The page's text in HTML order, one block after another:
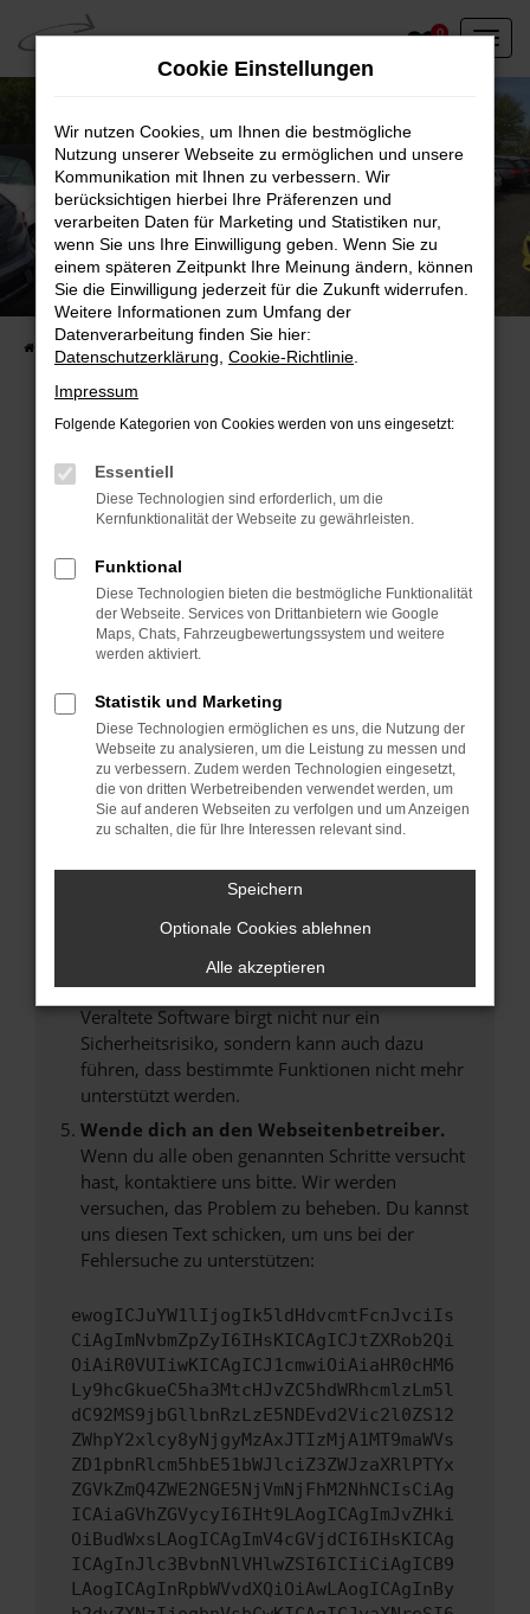
Zum
Hauptinhalt
springen
0
Unser Fahrzeugbestand vor Ort
Entdecken Sie unsere sofort verfügbaren
Fahrzeugangebote
Fehler: Network Error
Beim Laden ist ein Fehler aufgetreten.
Hier sind ein paar Tipps, die dir helfen können:
Überprüfe deine Firewall und deine
Internetverbindung.
Laden andere Webseiten, zum Beispiel deine
Suchmaschine?
Manche Erweiterungen, wie Werbeblocker,
können das Laden bestimmter Seiten
verhindern. Funktioniert die Seite in einem
anderen Browser oder in einem privaten
Fenster?
Das kann manchmal helfen, vorübergehende
Probleme zu beheben.
Stelle sicher, dass dein Browser und dein
Betriebssystem auf dem neuesten Stand
sind.
Veraltete Software birgt nicht nur ein
Sicherheitsrisiko, sondern kann auch dazu
führen, dass bestimmte Funktionen nicht mehr
unterstützt werden.
Wende dich an den Webseitenbetreiber.
Wenn du alle oben genannten Schritte versucht
hast, kontaktiere uns bitte. Wir werden
versuchen, das Problem zu beheben. Du kannst
uns diesen Text schicken, um uns bei der
Fehlersuche zu unterstützen:
ewogICJuYW1lIjogIk5ldHdvcmtFcnJvciIs
CiAgImNvbmZpZyI6IHsKICAgICJtZXRob2Qi
OiAiR0VUIiwKICAgICJ1cmwiOiAiaHR0cHM6
Ly9hcGkueC5ha3MtcHJvZC5hdWRhcmlzLm5l
dC92MS9jbGllbnRzLzE5NDEvd2Vic2l0ZS12
ZWhpY2xlcy8yNjgyMzAxJTIzMjA1MT9maWVs
ZD1pbnRlcm5hbE51bWJlciZ3ZWJzaXRlPTYx
ZGVkZmQ4ZWE2NGE5NjVmNjFhM2NhNCIsCiAg
ICAiaGVhZGVycyI6IHt9LAogICAgImJvZHki
OiBudWxsLAogICAgImV4cGVjdCI6IHsKICAg
ICAgInJlc3BvbnNlVHlwZSI6ICIiCiAgICB9
LAogICAgInRpbWVvdXQiOiAwLAogICAgInBy
Cookie Einstellungen
Wir nutzen Cookies, um Ihnen die bestmögliche
Nutzung unserer Webseite zu ermöglichen und unsere
Kommunikation mit Ihnen zu verbessern. Wir
berücksichtigen hierbei Ihre Präferenzen und
verarbeiten Daten für Marketing und Statistiken nur,
wenn Sie uns Ihre Einwilligung geben. Wenn Sie zu
einem späteren Zeitpunkt Ihre Meinung ändern, können
Sie die Einwilligung jederzeit für die Zukunft widerrufen.
Weitere Informationen zum Umfang der
Datenverarbeitung finden Sie hier:
Datenschutzerklärung Cookie-Richtlinie
Impressum
Folgende Kategorien von Cookies werden von uns eingesetzt:
Essentiell
Diese Technologien sind erforderlich, um die
Kernfunktionalität der Webseite zu gewährleisten.
Funktional
Diese Technologien bieten die bestmögliche Funktionalität
der Webseite. Services von Drittanbietern wie Google
Maps, Chats, Fahrzeugbewertungssystem und weitere
werden aktiviert.
Statistik und Marketing
Diese Technologien ermöglichen es uns, die Nutzung der
Webseite zu analysieren, um die Leistung zu messen und
zu verbessern. Zudem werden Technologien eingesetzt,
die von dritten Werbetreibenden verwendet werden, um
Sie auf anderen Webseiten zu verfolgen und um Anzeigen
zu schalten, die für Ihre Interessen relevant sind.
Speichern
Optionale Cookies ablehnen
Alle akzeptieren